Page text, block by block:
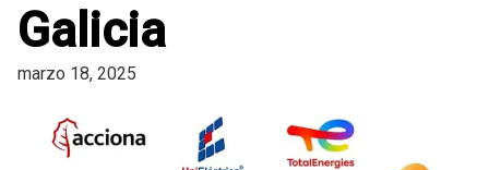
Galicia
marzo 18, 2025